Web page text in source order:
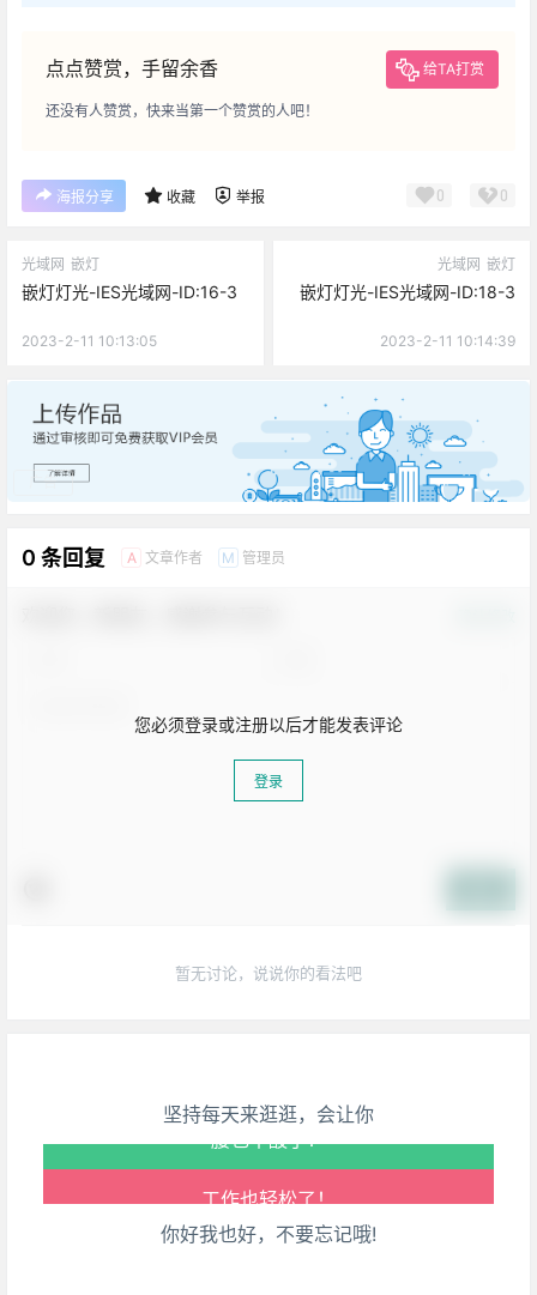
点点赞赏，手留余香 给TA打赏
还没有人赞赏，快来当第一个赞赏的人吧！
海报分享 收藏 举报 0 0
光域网 嵌灯
嵌灯灯光-IES光域网-ID:16-3
2023-2-11 10:13:05
光域网 嵌灯
嵌灯灯光-IES光域网-ID:18-3
2023-2-11 10:14:39
广告
0 条回复 A 文章作者 M 管理员
您必须登录或注册以后才能发表评论
登录
暂无讨论，说说你的看法吧
坚持每天来逛逛，会让你
腿也不痛了！
腰也不酸了！
工作也轻松了！
你好我也好，不要忘记哦!